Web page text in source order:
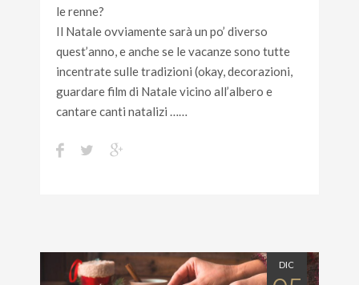
le renne?
Il Natale ovviamente sarà un po’ diverso
quest’anno, e anche se le vacanze sono tutte
incentrate sulle tradizioni (okay, decorazioni,
guardare film di Natale vicino all’albero e
cantare canti natalizi ……
DIC